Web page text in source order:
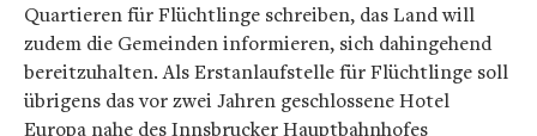
Quartieren für Flüchtlinge schreiben, das Land will
zudem die Gemeinden informieren, sich dahingehend
bereitzuhalten. Als Erstanlaufstelle für Flüchtlinge soll
übrigens das vor zwei Jahren geschlossene Hotel
Europa nahe des Innsbrucker Hauptbahnhofes